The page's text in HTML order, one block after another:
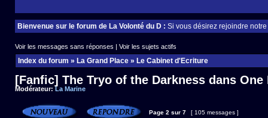
Bienvenue sur le forum de La Volonté du D : Si vous désirez rejoindre
Voir les messages sans réponses | Voir les sujets actifs
Index du forum » La Grand Place » Le Cabinet d'Ecriture
[Fanfic] The Tryo of the Darkness dans One
Modérateur:La Marine
Page 2 sur 7 [ 105 messages ]